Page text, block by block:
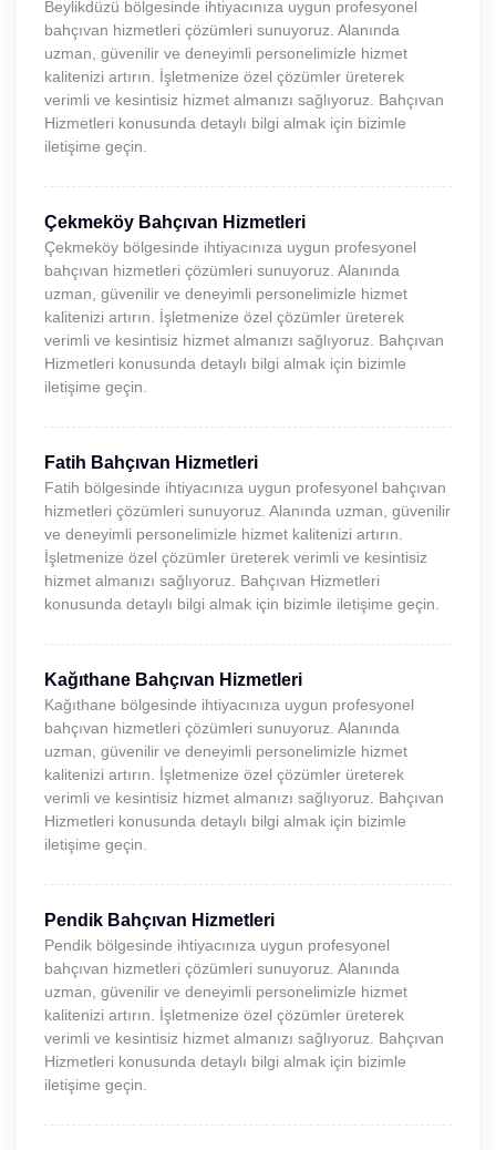
Beylikdüzü bölgesinde ihtiyacınıza uygun profesyonel
bahçıvan hizmetleri çözümleri sunuyoruz. Alanında
uzman, güvenilir ve deneyimli personelimizle hizmet
kalitenizi artırın. İşletmenize özel çözümler üreterek
verimli ve kesintisiz hizmet almanızı sağlıyoruz. Bahçıvan
Hizmetleri konusunda detaylı bilgi almak için bizimle
iletişime geçin.
Çekmeköy Bahçıvan Hizmetleri
Çekmeköy bölgesinde ihtiyacınıza uygun profesyonel
bahçıvan hizmetleri çözümleri sunuyoruz. Alanında
uzman, güvenilir ve deneyimli personelimizle hizmet
kalitenizi artırın. İşletmenize özel çözümler üreterek
verimli ve kesintisiz hizmet almanızı sağlıyoruz. Bahçıvan
Hizmetleri konusunda detaylı bilgi almak için bizimle
iletişime geçin.
Fatih Bahçıvan Hizmetleri
Fatih bölgesinde ihtiyacınıza uygun profesyonel bahçıvan
hizmetleri çözümleri sunuyoruz. Alanında uzman, güvenilir
ve deneyimli personelimizle hizmet kalitenizi artırın.
İşletmenize özel çözümler üreterek verimli ve kesintisiz
hizmet almanızı sağlıyoruz. Bahçıvan Hizmetleri
konusunda detaylı bilgi almak için bizimle iletişime geçin.
Kağıthane Bahçıvan Hizmetleri
Kağıthane bölgesinde ihtiyacınıza uygun profesyonel
bahçıvan hizmetleri çözümleri sunuyoruz. Alanında
uzman, güvenilir ve deneyimli personelimizle hizmet
kalitenizi artırın. İşletmenize özel çözümler üreterek
verimli ve kesintisiz hizmet almanızı sağlıyoruz. Bahçıvan
Hizmetleri konusunda detaylı bilgi almak için bizimle
iletişime geçin.
Pendik Bahçıvan Hizmetleri
Pendik bölgesinde ihtiyacınıza uygun profesyonel
bahçıvan hizmetleri çözümleri sunuyoruz. Alanında
uzman, güvenilir ve deneyimli personelimizle hizmet
kalitenizi artırın. İşletmenize özel çözümler üreterek
verimli ve kesintisiz hizmet almanızı sağlıyoruz. Bahçıvan
Hizmetleri konusunda detaylı bilgi almak için bizimle
iletişime geçin.